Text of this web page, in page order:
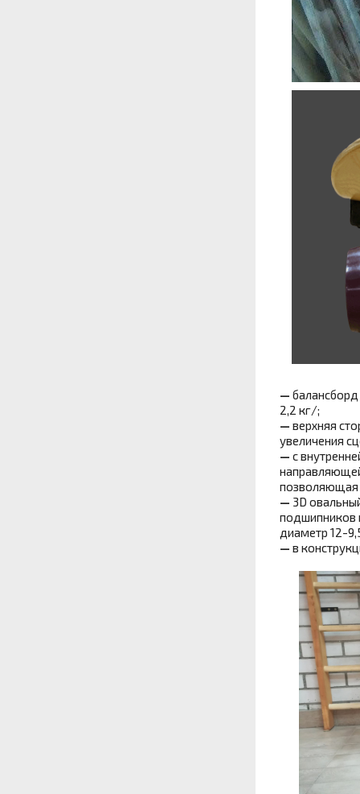
—
2,2 кг/;
— верхняя
увеличения
— с
позволяющая
— 3D
подшипников
диаметр 12-
— в